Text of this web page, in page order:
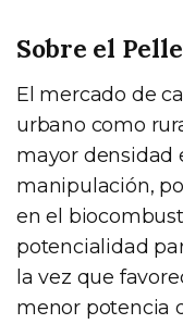
Sobre el
El mercado de
urbano como
mayor densidad
manipulación,
en el
potencialidad
la vez que
menor potencia